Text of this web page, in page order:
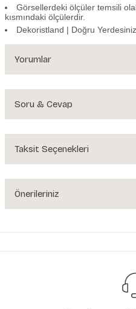
Görsellerdeki ölçüler temsili
kısmındaki ölçülerdir.
Dekoristland | Doğru Yerdesiniz
Yorumlar
Soru & Cevap
Ürün hakkında
Taksit Seçenekleri
Önerileriniz
yetersiz gördüğünüz noktaları
Görüş ve önerileriniz için teşekkür
Ürün resmi kalitesiz, bozuk veya